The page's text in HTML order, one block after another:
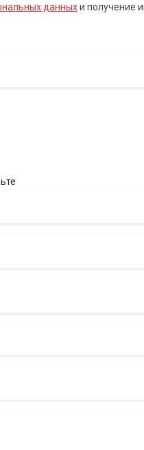
данныхи получение